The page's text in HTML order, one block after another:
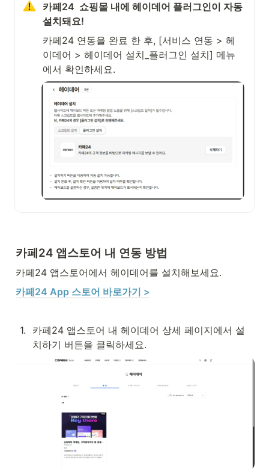
카페24  쇼핑몰 내에 헤이데어 플러그인이 자동
설치돼요!
카페24 연동을 완료 한 후, [서비스 연동 > 헤
이데어 > 헤이데어 설치_플러그인 설치] 메뉴
에서 확인하세요.
카페24 앱스토어 내 연동 방법
카페24 앱스토어에서 헤이데어를 설치해보세요.
카페24 App 스토어 바로가기 >
1.
카페24 앱스토어 내 헤이데어 상세 페이지에서 설
치하기 버튼을 클릭하세요.